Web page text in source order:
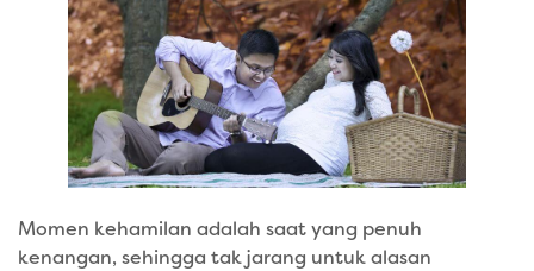
Momen kehamilan adalah saat yang penuh
kenangan, sehingga tak jarang untuk alasan